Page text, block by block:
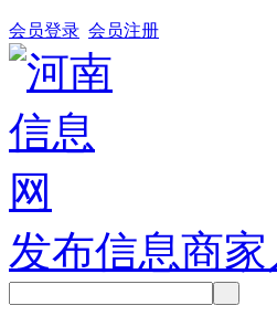
会员登录 会员注册
发布信息商家